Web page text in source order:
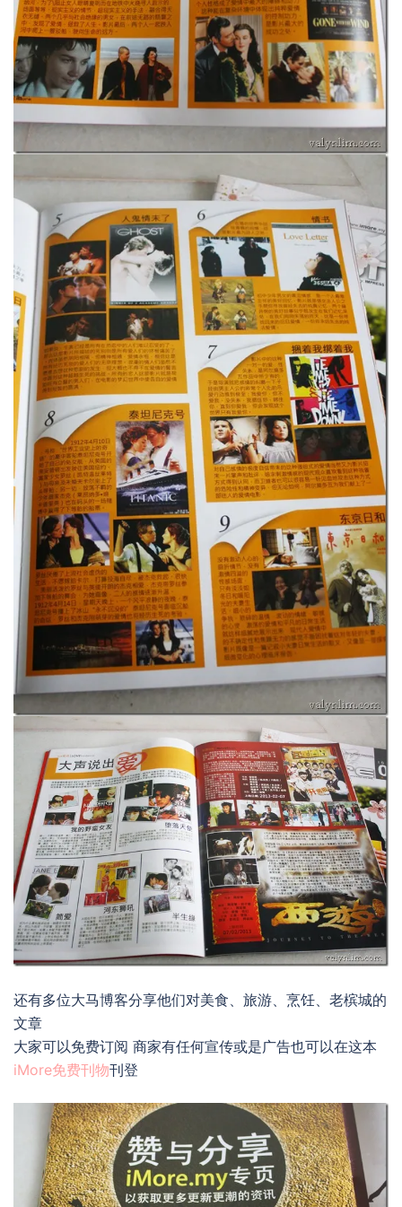
还有多位大马博客分享他们对美食、旅游、烹饪、老槟城的
文章
大家可以免费订阅 商家有任何宣传或是广告也可以在这本
iMore免费刊物刊登